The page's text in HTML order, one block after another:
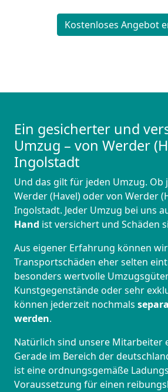
Kostenloses Angebot
Ein gesicherter und
Umzug – von Werder
Ingolstadt
Und das gilt für jeden Umzug. Ob
Werder (Havel) oder von Werder
Ingolstadt. Jeder Umzug bei uns
Hand ist versichert und Schäden
Aus eigener Erfahrung können
Transportschäden eher selten
besonders wertvolle
Kunstgegenstände oder sehr
können jederzeit nochmals
werden.
Natürlich sind unsere Mitarbeiter
Gerade im Bereich der
ist eine ordnungsgemäße
Voraussetzung für einen